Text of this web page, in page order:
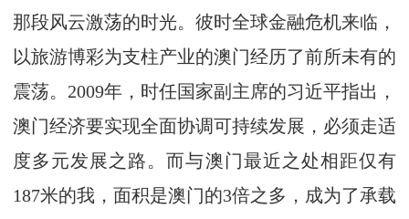
那段风云激荡的时光。彼时全球金融危机来临，
以旅游博彩为支柱产业的澳门经历了前所未有的
震荡。2009年，时任国家副主席的习近平指出，
澳门经济要实现全面协调可持续发展，必须走适
度多元发展之路。而与澳门最近之处相距仅有
187米的我，面积是澳门的3倍之多，成为了承载